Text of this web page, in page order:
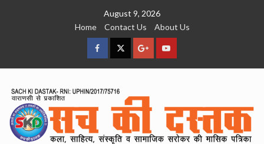
August 9, 2026
Home
Contact Us About Us
facebookTwitterGoogleYouTube